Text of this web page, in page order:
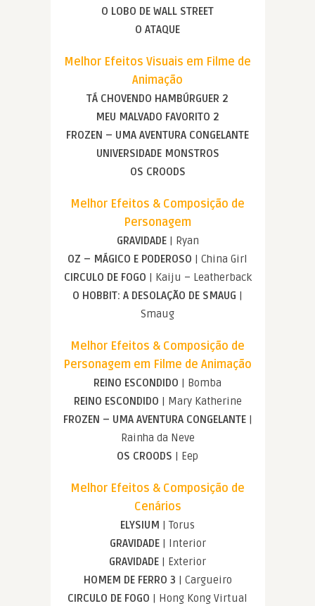
O LOBO DE WALL STREET
O ATAQUE
Melhor Efeitos Visuais em Filme de
Animação
TÁ CHOVENDO HAMBÚRGUER 2
MEU MALVADO FAVORITO 2
FROZEN – UMA AVENTURA CONGELANTE
UNIVERSIDADE MONSTROS
OS CROODS
Melhor Efeitos & Composição de
Personagem
GRAVIDADE| Ryan
OZ – MÁGICO E PODEROSO | China Girl
CIRCULO DE FOGO | Kaiju – Leatherback
O HOBBIT: A DESOLAÇÃO DE SMAUG |
Smaug
Melhor Efeitos & Composição de
Personagem em Filme de Animação
REINO ESCONDIDO | Bomba
REINO ESCONDIDO | Mary Katherine
FROZEN – UMA AVENTURA CONGELANTE|
Rainha da Neve
OS CROODS | Eep
Melhor Efeitos & Composição de
Cenários
ELYSIUM | Torus
GRAVIDADE| Interior
GRAVIDADE | Exterior
HOMEM DE FERRO 3 | Cargueiro
CIRCULO DE FOGO | Hong Kong Virtual